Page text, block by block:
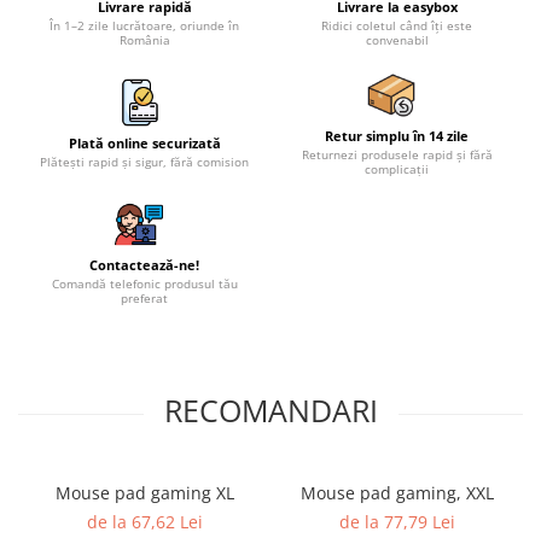
Livrare rapidă
În 1–2 zile lucrătoare, oriunde în
România
Livrare la easybox
Ridici coletul când îți este
convenabil
Plată online securizată
Plătești rapid și sigur, fără comision
Retur simplu în 14 zile
Returnezi produsele rapid și fără
complicații
Contactează-ne!
Comandă telefonic produsul tău
preferat
RECOMANDARI
Mouse pad gaming XL
de la 67,62 Lei
Mouse pad gaming, XXL
de la 77,79 Lei